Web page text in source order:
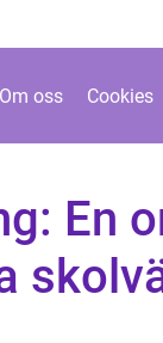
Om oss Cookies
En